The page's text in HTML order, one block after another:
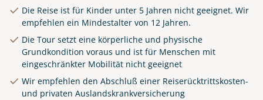
Die Reise ist für Kinder unter 5 Jahren nicht geeignet. Wir
empfehlen ein Mindestalter von 12 Jahren.
Die Tour setzt eine körperliche und physische
Grundkondition voraus und ist für Menschen mit
eingeschränkter Mobilität nicht geeignet
Wir empfehlen den Abschluß einer Reiserücktrittskosten-
und privaten Auslandskrankversicherung